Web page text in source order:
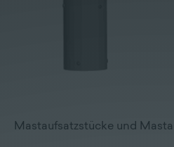
Mastaufsatzstücke und